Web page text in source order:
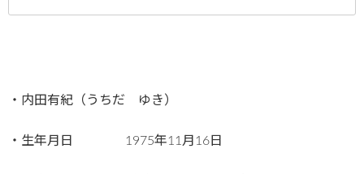
・内田有紀（うちだ ゆき）
・生年月日 1975年11月16日